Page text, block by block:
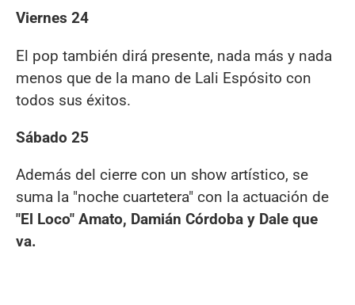
Viernes 24
El pop también dirá presente, nada más y nada
menos que de la mano de Lali Espósito con
todos sus éxitos.
Sábado 25
Además del cierre con un show artístico, se
suma la "noche cuartetera" con la actuación de
"El Loco" Amato, Damián Córdoba y Dale que
va.